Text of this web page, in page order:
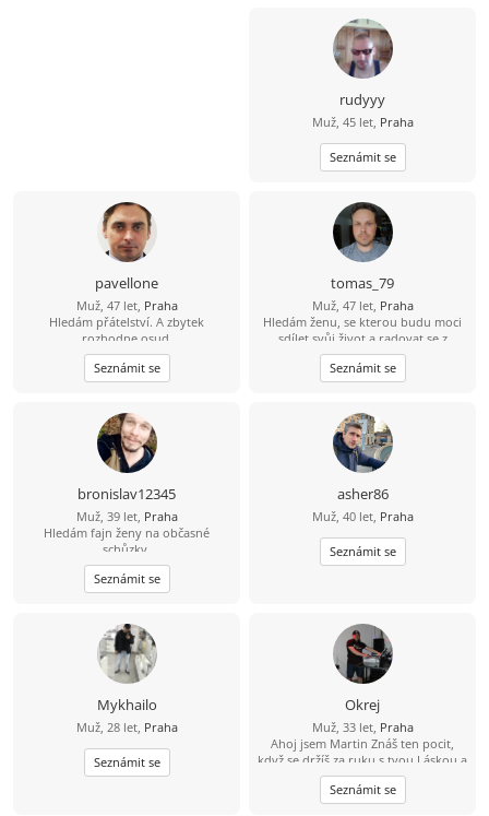
rudyyy
Muž, 45 let, Praha
Seznámit se
pavellone
Muž, 47 let, Praha
Hledám přátelství. A zbytek
rozhodne osud.
Seznámit se
tomas_79
Muž, 47 let, Praha
Hledám ženu, se kterou budu moci
sdílet svůj život a radovat se z
každého nového dne v její
společnosti
Seznámit se
bronislav12345
Muž, 39 let, Praha
Hledám fajn ženy na občasné
schůzky.
Seznámit se
asher86
Muž, 40 let, Praha
Seznámit se
Mykhailo
Muž, 28 let, Praha
Seznámit se
Okrej
Muž, 33 let, Praha
Ahoj jsem Martin Znáš ten pocit,
když se držíš za ruku s tvou Láskou a
čas jakoby neexistoval? Jsem 23 let,
sympatický, svobodný, muž se
smyslem pro humor a životem
Seznámit se